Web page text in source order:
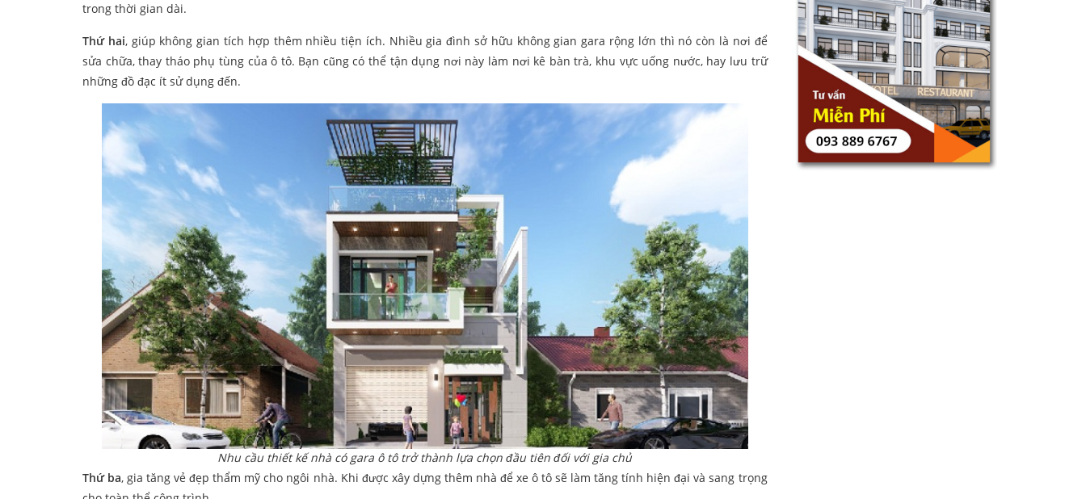
trong thời gian dài.
Thứ hai, giúp không gian tích hợp thêm nhiều tiện ích. Nhiều gia đình sở hữu không gian gara rộng lớn thì nó còn là nơi để
sửa chữa, thay tháo phụ tùng của ô tô. Bạn cũng có thể tận dụng nơi này làm nơi kê bàn trà, khu vực uống nước, hay lưu trữ
những đồ đạc ít sử dụng đến.
Nhu cầu thiết kế nhà có gara ô tô trở thành lựa chọn đầu tiên đối với gia chủ
Thứ ba, gia tăng vẻ đẹp thẩm mỹ cho ngôi nhà. Khi được xây dựng thêm nhà để xe ô tô sẽ làm tăng tính hiện đại và sang trọng